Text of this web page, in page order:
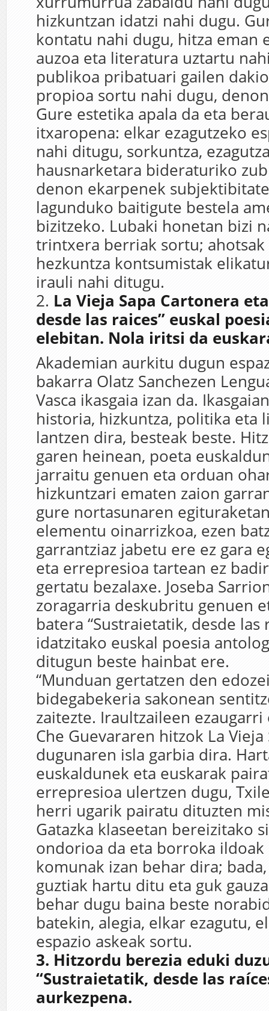
hizkuntzan idatzi nahi dugu.
kontatu nahi dugu, hitza eman
auzoa eta literatura uztartu
publikoa pribatuari gailen
propioa sortu nahi dugu,
Gure estetika apala da eta
itxaropena: elkar ezagutzeko
nahi ditugu, sorkuntza,
hausnarketara bideraturiko
denon ekarpenek
lagunduko baitigute bestela
bizitzeko. Lubaki honetan bizi
trintxera berriak sortu;
hezkuntza kontsumistak
irauli nahi ditugu.
2. La Vieja Sapa Cartonera
desde las raices” euskal
elebitan. Nola iritsi da
Akademian aurkitu dugun
bakarra Olatz Sanchezen
Vasca ikasgaia izan da.
historia, hizkuntza, politika eta
lantzen dira, besteak beste.
garen heinean, poeta
jarraitu genuen eta orduan
hizkuntzari ematen zaion
gure nortasunaren
elementu oinarrizkoa, ezen
garrantziaz jabetu ere ez gara
eta errepresioa tartean ez
gertatu bezalaxe. Joseba
zoragarria deskubritu genuen
batera “Sustraietatik, desde las
idatzitako euskal poesia
ditugun beste hainbat ere.
“Munduan gertatzen den
bidegabekeria sakonean
zaitezte. Iraultzaileen ezaugarri
Che Guevararen hitzok La
dugunaren isla garbia dira.
euskaldunek eta euskarak
errepresioa ulertzen dugu,
herri ugarik pairatu dituzten
Gatazka klaseetan bereizitako
ondorioa da eta borroka
komunak izan behar dira;
guztiak hartu ditu eta guk
behar dugu baina beste
batekin, alegia, elkar ezagutu,
espazio askeak sortu.
3. Hitzordu berezia eduki
“Sustraietatik, desde las
aurkezpena.